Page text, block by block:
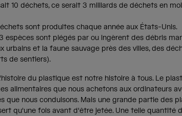
10 déchets, ce serait 3 milliards de déchets en
sont produites chaque année aux États-Unis.
espèces sont piégés par ou ingèrent des débris
urbains et la faune sauvage près des villes, des
de sentiers).
du plastique est notre histoire à tous. Le
alimentaires que nous achetons aux ordinateurs
que nous conduisons. Mais une grande partie des
qu'une fois avant d'être jetée. Une telle quantité